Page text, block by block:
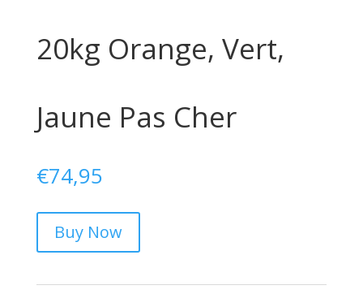
20kg Orange, Vert,
Jaune Pas Cher
€74,95
Buy Now